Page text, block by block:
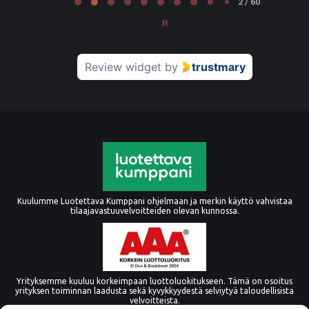
Review widget by trustmary
Kuulumme Luotettava Kumppani ohjelmaan ja merkin käyttö vahvistaa
tilaajavastuuvelvoitteiden olevan kunnossa.
Yrityksemme kuuluu korkeimpaan luottoluokitukseen. Tämä on osoitus
yrityksen toiminnan laadusta sekä kyvykkyydestä selviytyä taloudellisista
velvoitteista.